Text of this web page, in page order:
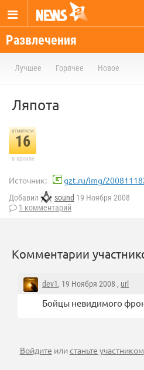
Развлечения
Лучшее Горячее Новое
Ляпота
отметили
16
в архиве
Источник: gzt.ru/img/
Добавил sound 19 Ноября 2008
1 комментарий
Комментарии
dev1, 19 Ноября 2008 , url
Бойцы невидимого
Войдите илистаньте участником